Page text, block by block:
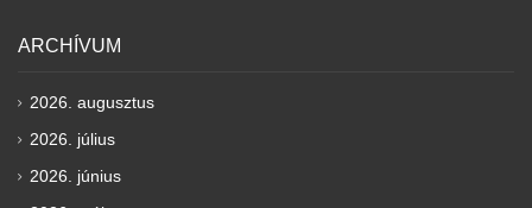
ARCHÍVUM
2026. augusztus
2026. július
2026. június